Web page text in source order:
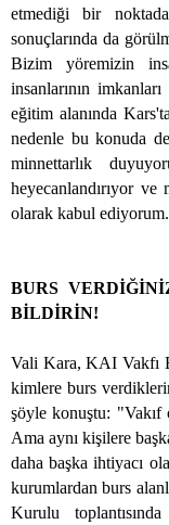
etmediği bir
sonuçlarında da
Bizim yöremizin
insanlarının
eğitim alanında
nedenle bu konuda
minnettarlık
heyecanlandırıyor
olarak kabul
BURS
BİLDİRİN!
Vali Kara, KAI Vakfı
kimlere burs
şöyle konuştu: "Vakıf
Ama aynı kişilere
daha başka ihtiyacı
kurumlardan burs
Kurulu